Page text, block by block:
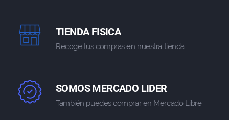
TIENDA FISICA
Recoge tus compras en nuestra tienda
SOMOS MERCADO LIDER
También puedes comprar en Mercado Libre